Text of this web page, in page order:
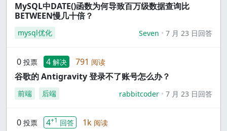
MySQL中DATE()函数为何导致百万级数据查询比
BETWEEN慢几十倍？
mysql优化 Seven 7 月 23 日回答
0 投票 4 解决 791 阅读
谷歌的 Antigravity 登录不了账号怎么办？
前端 后端 rabbitcoder 7 月 23 日回答
0 投票 4+1 回答 1k 阅读